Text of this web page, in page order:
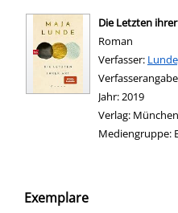
Die Letzten
Roman
Verfasser:
Jahr:2019
Verlag:
Mediengruppe:
Exemplare